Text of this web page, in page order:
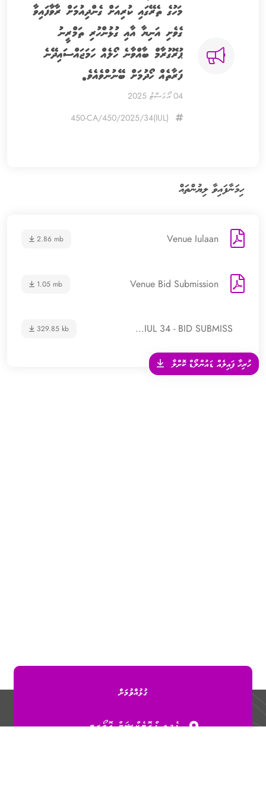
މަހުގެ ތެރޭގައި ކުރިއަށް ގެންދިއުމަށް ރާވާފައިވާ
ގެވެށި އަނިޔާ އާއި ގުޅުންހުރި ތަމްރީނު
ޕުރޮގުރާމް ބާއްވާނެ ހޯލެއް ހަމަޖައްސައިދޭނެ
ފަރާތެއް ހޯދުމަށް ބޭނުންވެއެވެ.
04 އޯގަސްޓު 2025
(IUL)450-CA/450/2025/34
ހިމަނާފައިވާ ލިޔުންތައް
Venue Iulaan
2.86 mb
Venue Bid Submission
1.05 mb
IUL 34 - BID SUBMISS...
329.85 kb
ހުރިހާ ފައިލެއް ޑައުންލޯޑް ކޮށްލާ
ގުޅުއްވުމަށް
ފެމިލީ ޕްރޮޓެކްޝަން އޮތޯރިޓީ